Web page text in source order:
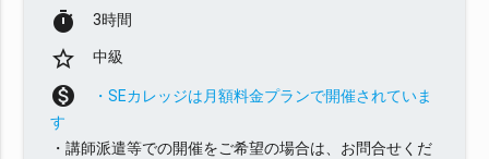
timer 3時間
star_border 中級
monetization_on
・SEカレッジは月額料金プランで開催されていま
す
・講師派遣等での開催をご希望の場合は、お問合せくだ